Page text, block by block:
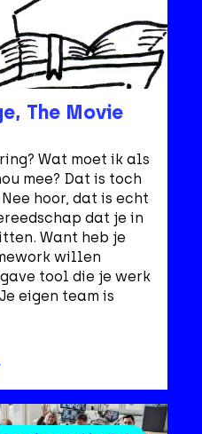
The Movie
Wat moet ik als
mee? Dat is toch
hoor, dat is echt
dat je in
Want heb je
willen
tool die je werk
eigen team is